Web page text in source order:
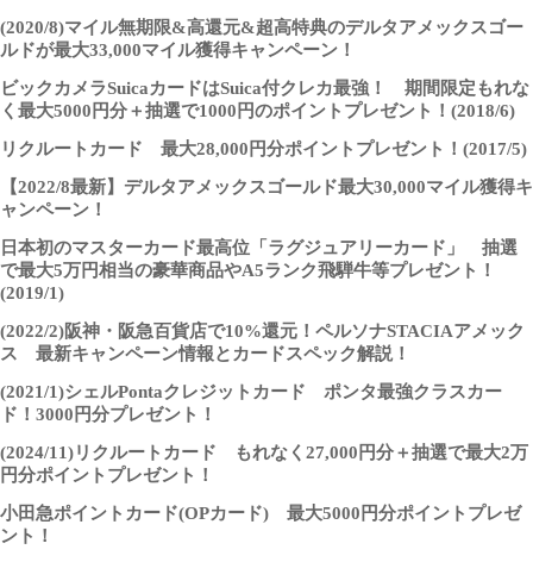
(2020/8)マイル無期限&高還元&超高特典のデルタアメックスゴー
ルドが最大33,000マイル獲得キャンペーン！
ビックカメラSuicaカードはSuica付クレカ最強！ 期間限定もれな
く最大5000円分＋抽選で1000円のポイントプレゼント！(2018/6)
リクルートカード 最大28,000円分ポイントプレゼント！(2017/5)
【2022/8最新】デルタアメックスゴールド最大30,000マイル獲得キ
ャンペーン！
日本初のマスターカード最高位「ラグジュアリーカード」 抽選
で最大5万円相当の豪華商品やA5ランク飛騨牛等プレゼント！
(2019/1)
(2022/2)阪神・阪急百貨店で10%還元！ペルソナSTACIAアメック
ス 最新キャンペーン情報とカードスペック解説！
(2021/1)シェルPontaクレジットカード ポンタ最強クラスカー
ド！3000円分プレゼント！
(2024/11)リクルートカード もれなく27,000円分＋抽選で最大2万
円分ポイントプレゼント！
小田急ポイントカード(OPカード) 最大5000円分ポイントプレゼ
ント！